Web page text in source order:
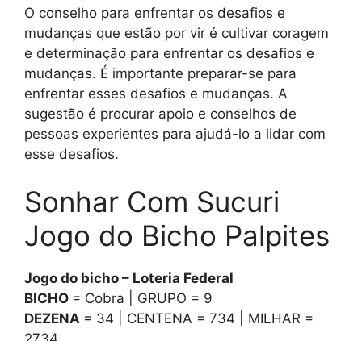
O conselho para enfrentar os desafios e
mudanças que estão por vir é cultivar coragem
e determinação para enfrentar os desafios e
mudanças. É importante preparar-se para
enfrentar esses desafios e mudanças. A
sugestão é procurar apoio e conselhos de
pessoas experientes para ajudá-lo a lidar com
esse desafios.
Sonhar Com Sucuri
Jogo do Bicho Palpites
Jogo do bicho – Loteria Federal
BICHO = Cobra | GRUPO = 9
DEZENA = 34 | CENTENA = 734 | MILHAR =